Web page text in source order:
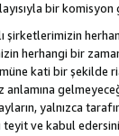
bir
şirketlerimizin
herhangi bir
kati bir şekilde
yalnızca
teyit ve kabul